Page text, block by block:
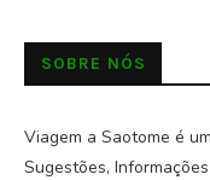
SOBRE NÓS
Viagem a Saotome é
Sugestões,